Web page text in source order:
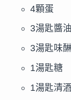
4顆蛋
3湯匙醬油
3湯匙味
1湯匙糖
1湯匙清酒